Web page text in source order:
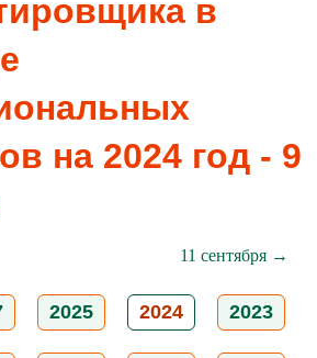
в
на 2024 год - 9
11 сентября →
2025 2024 2023